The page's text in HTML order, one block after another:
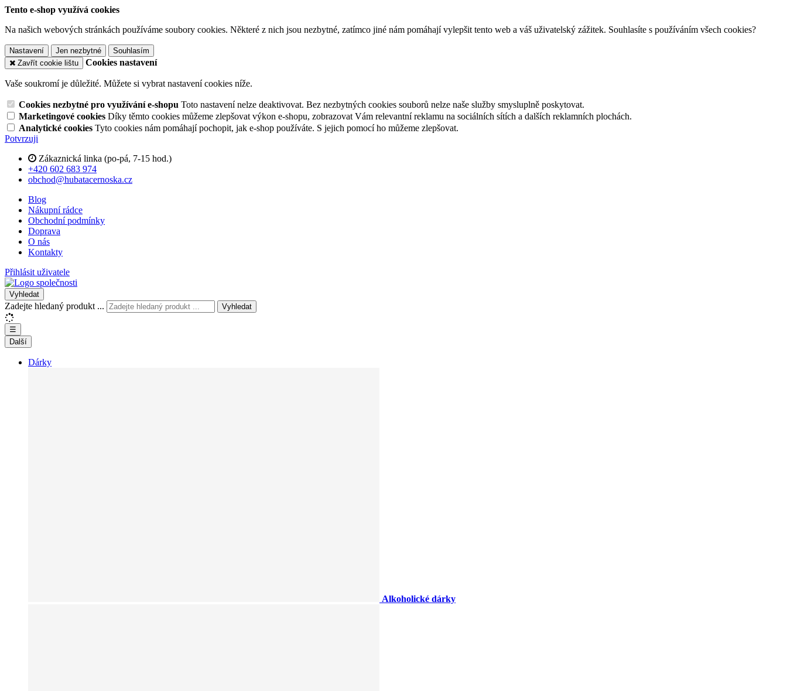
Tento e-shop využívá cookies
Na našich webových stránkách používáme soubory cookies. Některé z nich jsou nezbytné, zatímco jiné nám pomáhají vylepšit tento web a váš uživatelský zážitek. Souhlasíte s používáním všech cookies?
Nastavení Jen nezbytné
Souhlasím
Zavřít cookie lištu
Cookies nastavení
Vaše soukromí je důležité. Můžete si vybrat nastavení cookies níže.
Cookies nezbytné pro využívání e-shopu Toto nastavení nelze deaktivovat. Bez nezbytných cookies souborů nelze naše služby smysluplně poskytovat.
Marketingové cookies Díky těmto cookies můžeme zlepšovat výkon e-shopu, zobrazovat Vám relevantní reklamu na sociálních sítích a dalších reklamních plochách.
Analytické cookies Tyto cookies nám pomáhají pochopit, jak e-shop používáte. S jejich pomocí ho můžeme zlepšovat.
Potvrzuji
Zákaznická linka (po-pá, 7-15 hod.)
+420 602 683 974
obchod@hubatacernoska.cz
Blog
Nákupní rádce
Obchodní podmínky
Doprava
O nás
Kontakty
Přihlásit uživatele
Vyhledat
Zadejte hledaný produkt ... Vyhledat
☰
Další
Dárky
Alkoholické dárky